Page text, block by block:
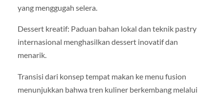
yang menggugah selera.
Dessert kreatif: Paduan bahan lokal dan teknik pastry
internasional menghasilkan dessert inovatif dan
menarik.
Transisi dari konsep tempat makan ke menu fusion
menunjukkan bahwa tren kuliner berkembang melalui